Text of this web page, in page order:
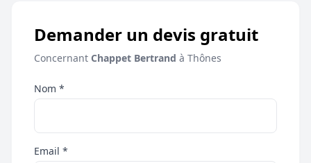
Demander un devis gratuit
Concernant Chappet Bertrand à Thônes
Nom *
Email *